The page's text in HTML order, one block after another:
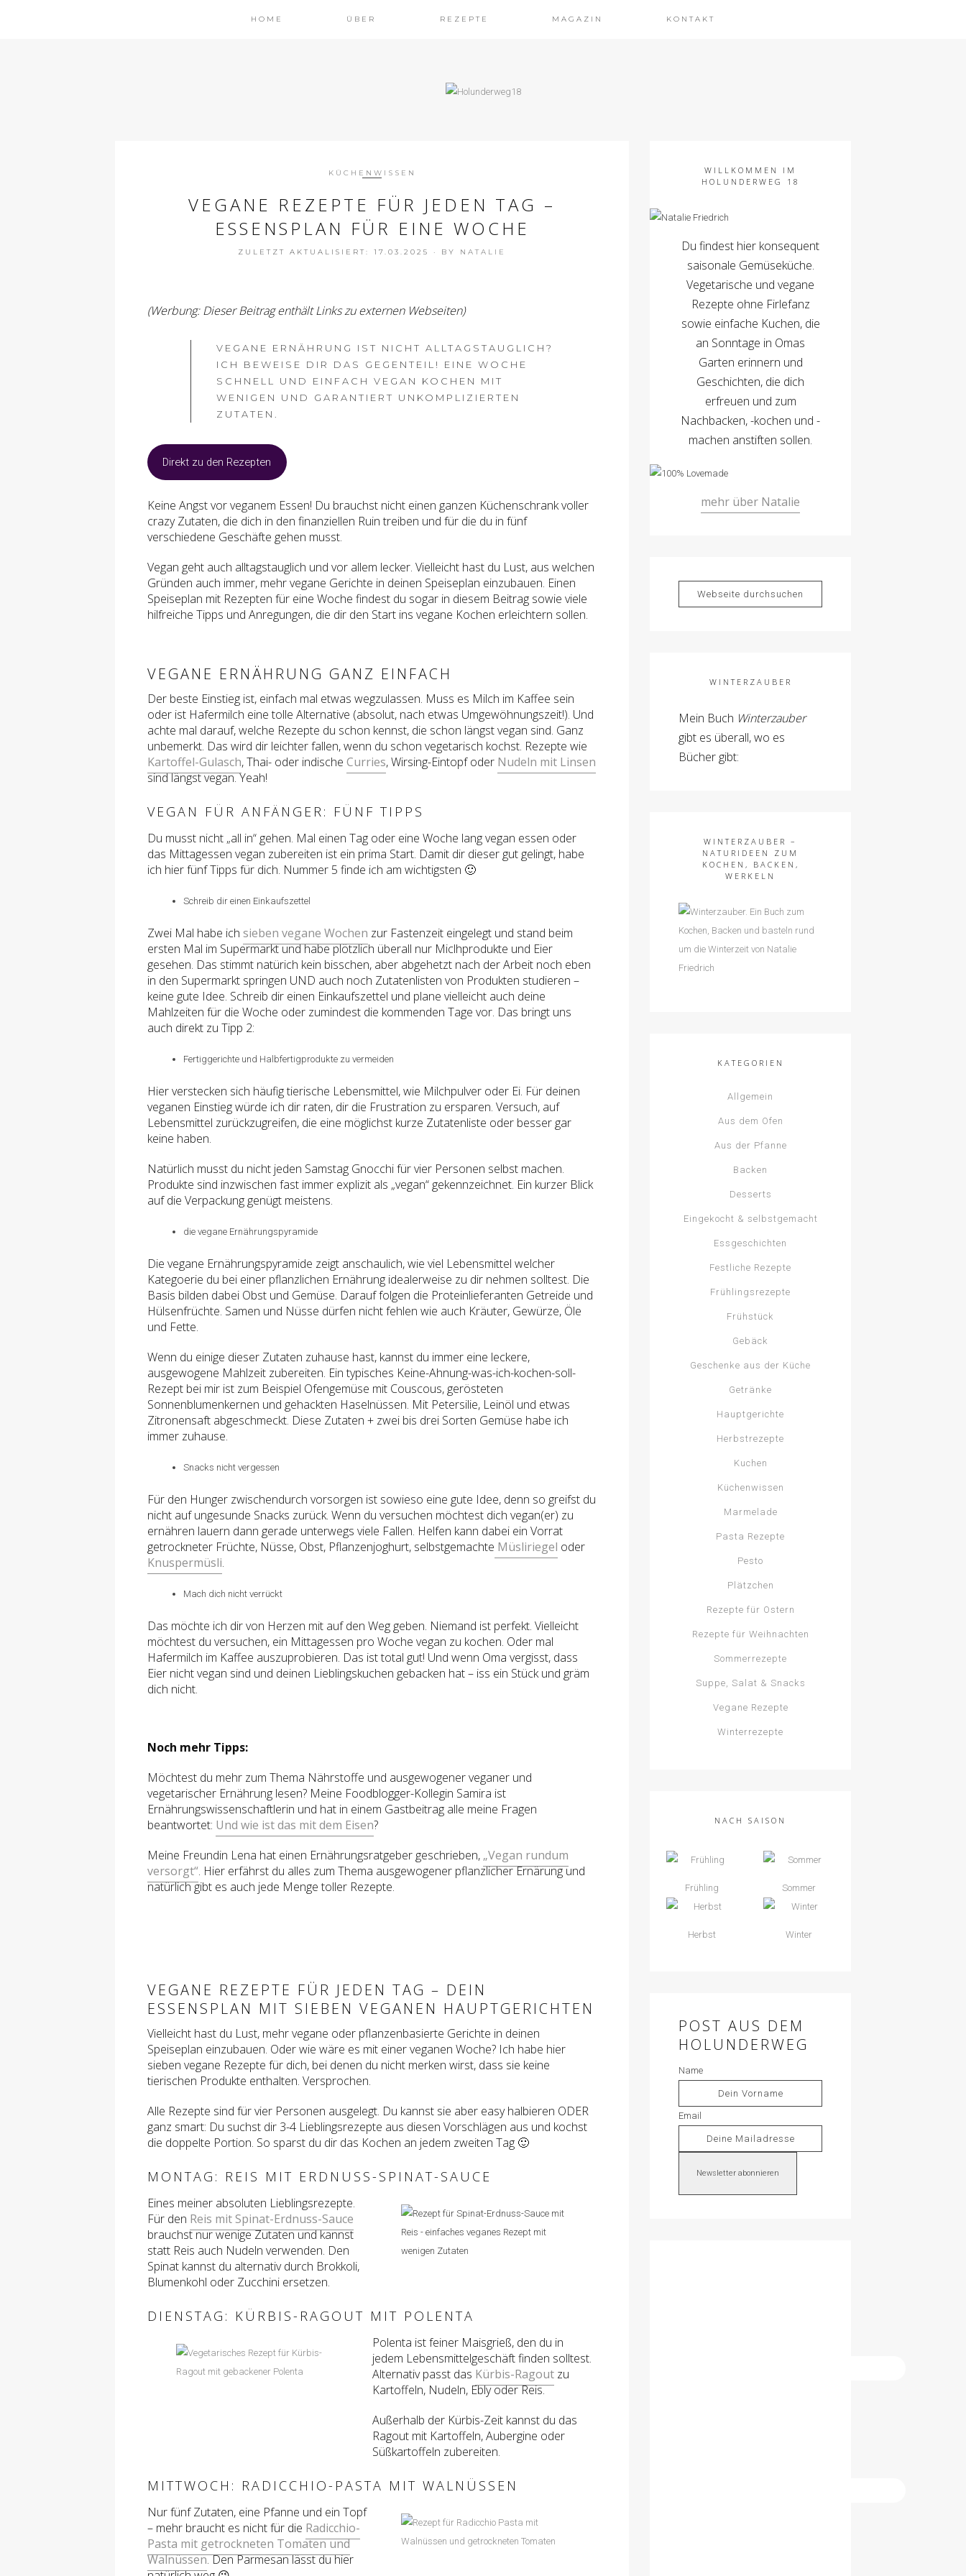
HOME ÜBER REZEPTE MAGAZIN KONTAKT
KÜCHENWISSEN
VEGANE REZEPTE FÜR JEDEN TAG –
ESSENSPLAN FÜR EINE WOCHE
ZULETZT AKTUALISIERT: 17.03.2025 · BY NATALIE
(Werbung: Dieser Beitrag enthält Links zu externen Webseiten)
VEGANE ERNÄHRUNG IST NICHT ALLTAGSTAUGLICH?
ICH BEWEISE DIR DAS GEGENTEIL! EINE WOCHE
SCHNELL UND EINFACH VEGAN KOCHEN MIT
WENIGEN UND GARANTIERT UNKOMPLIZIERTEN
ZUTATEN.
Direkt zu den Rezepten
Keine Angst vor veganem Essen! Du brauchst nicht einen ganzen Küchenschrank voller
crazy Zutaten, die dich in den finanziellen Ruin treiben und für die du in fünf
verschiedene Geschäfte gehen musst.
Vegan geht auch alltagstauglich und vor allem lecker. Vielleicht hast du Lust, aus welchen
Gründen auch immer, mehr vegane Gerichte in deinen Speiseplan einzubauen. Einen
Speiseplan mit Rezepten für eine Woche findest du sogar in diesem Beitrag sowie viele
hilfreiche Tipps und Anregungen, die dir den Start ins vegane Kochen erleichtern sollen.
VEGANE ERNÄHRUNG GANZ EINFACH
Der beste Einstieg ist, einfach mal etwas wegzulassen. Muss es Milch im Kaffee sein
oder ist Hafermilch eine tolle Alternative (absolut, nach etwas Umgewöhnungszeit!). Und
achte mal darauf, welche Rezepte du schon kennst, die schon längst vegan sind. Ganz
unbemerkt. Das wird dir leichter fallen, wenn du schon vegetarisch kochst. Rezepte wie
Kartoffel-Gulasch, Thai- oder indische Curries, Wirsing-Eintopf oder Nudeln mit Linsen
sind längst vegan. Yeah!
VEGAN FÜR ANFÄNGER: FÜNF TIPPS
Du musst nicht „all in“ gehen. Mal einen Tag oder eine Woche lang vegan essen oder
das Mittagessen vegan zubereiten ist ein prima Start. Damit dir dieser gut gelingt, habe
ich hier fünf Tipps für dich. Nummer 5 finde ich am wichtigsten 🙂
Schreib dir einen Einkaufszettel
Zwei Mal habe ich sieben vegane Wochen zur Fastenzeit eingelegt und stand beim
ersten Mal im Supermarkt und habe plötzlich überall nur Miclhprodukte und Eier
gesehen. Das stimmt natürich kein bisschen, aber abgehetzt nach der Arbeit noch eben
in den Supermarkt springen UND auch noch Zutatenlisten von Produkten studieren –
keine gute Idee. Schreib dir einen Einkaufszettel und plane vielleicht auch deine
Mahlzeiten für die Woche oder zumindest die kommenden Tage vor. Das bringt uns
auch direkt zu Tipp 2:
Fertiggerichte und Halbfertigprodukte zu vermeiden
Hier verstecken sich häufig tierische Lebensmittel, wie Milchpulver oder Ei. Für deinen
veganen Einstieg würde ich dir raten, dir die Frustration zu ersparen. Versuch, auf
Lebensmittel zurückzugreifen, die eine möglichst kurze Zutatenliste oder besser gar
keine haben.
Natürlich musst du nicht jeden Samstag Gnocchi für vier Personen selbst machen.
Produkte sind inzwischen fast immer explizit als „vegan“ gekennzeichnet. Ein kurzer Blick
auf die Verpackung genügt meistens.
die vegane Ernährungspyramide
Die vegane Ernährungspyramide zeigt anschaulich, wie viel Lebensmittel welcher
Kategoerie du bei einer pflanzlichen Ernährung idealerweise zu dir nehmen solltest. Die
Basis bilden dabei Obst und Gemüse. Darauf folgen die Proteinlieferanten Getreide und
Hülsenfrüchte. Samen und Nüsse dürfen nicht fehlen wie auch Kräuter, Gewürze, Öle
und Fette.
Wenn du einige dieser Zutaten zuhause hast, kannst du immer eine leckere,
ausgewogene Mahlzeit zubereiten. Ein typisches Keine-Ahnung-was-ich-kochen-soll-
Rezept bei mir ist zum Beispiel Ofengemüse mit Couscous, gerösteten
Sonnenblumenkernen und gehackten Haselnüssen. Mit Petersilie, Leinöl und etwas
Zitronensaft abgeschmeckt. Diese Zutaten + zwei bis drei Sorten Gemüse habe ich
immer zuhause.
Snacks nicht vergessen
Für den Hunger zwischendurch vorsorgen ist sowieso eine gute Idee, denn so greifst du
nicht auf ungesunde Snacks zurück. Wenn du versuchen möchtest dich vegan(er) zu
ernähren lauern dann gerade unterwegs viele Fallen. Helfen kann dabei ein Vorrat
getrockneter Früchte, Nüsse, Obst, Pflanzenjoghurt, selbstgemachte Müsliriegel oder
Knuspermüsli.
Mach dich nicht verrückt
Das möchte ich dir von Herzen mit auf den Weg geben. Niemand ist perfekt. Vielleicht
möchtest du versuchen, ein Mittagessen pro Woche vegan zu kochen. Oder mal
Hafermilch im Kaffee auszuprobieren. Das ist total gut! Und wenn Oma vergisst, dass
Eier nicht vegan sind und deinen Lieblingskuchen gebacken hat – iss ein Stück und gräm
dich nicht.
Noch mehr Tipps:
Möchtest du mehr zum Thema Nährstoffe und ausgewogener veganer und
vegetarischer Ernährung lesen? Meine Foodblogger-Kollegin Samira ist
Ernährungswissenschaftlerin und hat in einem Gastbeitrag alle meine Fragen
beantwortet: Und wie ist das mit dem Eisen?
Meine Freundin Lena hat einen Ernährungsratgeber geschrieben, „Vegan rundum
versorgt“. Hier erfährst du alles zum Thema ausgewogener pflanzlicher Ernärung und
natürlich gibt es auch jede Menge toller Rezepte.
VEGANE REZEPTE FÜR JEDEN TAG – DEIN
ESSENSPLAN MIT SIEBEN VEGANEN HAUPTGERICHTEN
Vielleicht hast du Lust, mehr vegane oder pflanzenbasierte Gerichte in deinen
Speiseplan einzubauen. Oder wie wäre es mit einer veganen Woche? Ich habe hier
sieben vegane Rezepte für dich, bei denen du nicht merken wirst, dass sie keine
tierischen Produkte enthalten. Versprochen.
Alle Rezepte sind für vier Personen ausgelegt. Du kannst sie aber easy halbieren ODER
ganz smart: Du suchst dir 3-4 Lieblingsrezepte aus diesen Vorschlägen aus und kochst
die doppelte Portion. So sparst du dir das Kochen an jedem zweiten Tag 🙂
MONTAG: REIS MIT ERDNUSS-SPINAT-SAUCE
Eines meiner absoluten Lieblingsrezepte.
Für den Reis mit Spinat-Erdnuss-Sauce
brauchst nur wenige Zutaten und kannst
statt Reis auch Nudeln verwenden. Den
Spinat kannst du alternativ durch Brokkoli,
Blumenkohl oder Zucchini ersetzen.
DIENSTAG: KÜRBIS-RAGOUT MIT POLENTA
Polenta ist feiner Maisgrieß, den du in
jedem Lebensmittelgeschäft finden solltest.
Alternativ passt das Kürbis-Ragoutzu
Kartoffeln, Nudeln, Ebly oder Reis.
Außerhalb der Kürbis-Zeit kannst du das
Ragout mit Kartoffeln, Aubergine oder
Süßkartoffeln zubereiten.
MITTWOCH: RADICCHIO-PASTA MIT WALNÜSSEN
Nur fünf Zutaten, eine Pfanne und ein Topf
– mehr braucht es nicht für die Radicchio-
Pasta mit getrockneten Tomaten und
Walnüssen. Den Parmesan lässt du hier
WILLKOMMEN IM
HOLUNDERWEG 18
Du findest hier konsequent
saisonale Gemüseküche.
Vegetarische und vegane
Rezepte ohne Firlefanz
sowie einfache Kuchen, die
an Sonntage in Omas
Garten erinnern und
Geschichten, die dich
erfreuen und zum
Nachbacken, -kochen und -
machen anstiften sollen.
mehr über Natalie
WINTERZAUBER
Mein Buch Winterzauber
gibt es überall, wo es
Bücher gibt:
WINTERZAUBER –
NATURIDEEN ZUM
KOCHEN, BACKEN,
WERKELN
KATEGORIEN
Allgemein
Aus dem Ofen
Aus der Pfanne
Backen
Desserts
Eingekocht & selbstgemacht
Essgeschichten
Festliche Rezepte
Frühlingsrezepte
Frühstück
Gebäck
Geschenke aus der Küche
Getränke
Hauptgerichte
Herbstrezepte
Kuchen
Küchenwissen
Marmelade
Pasta Rezepte
Pesto
Plätzchen
Rezepte für Ostern
Rezepte für Weihnachten
Sommerrezepte
Suppe, Salat & Snacks
Vegane Rezepte
Winterrezepte
NACH SAISON
Frühling Sommer
Herbst Winter
POST AUS DEM
HOLUNDERWEG
Name
Email
Newsletter abonnieren